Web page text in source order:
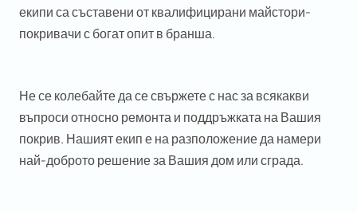
екипи са съставени от квалифицирани майстори-
покривачи с богат опит в бранша.
Не се колебайте да се свържете с нас за всякакви
въпроси относно ремонта и поддръжката на Вашия
покрив. Нашият екип е на разположение да намери
най-доброто решение за Вашия дом или сграда.